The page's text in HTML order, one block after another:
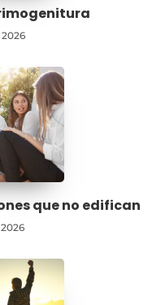
que no edifican